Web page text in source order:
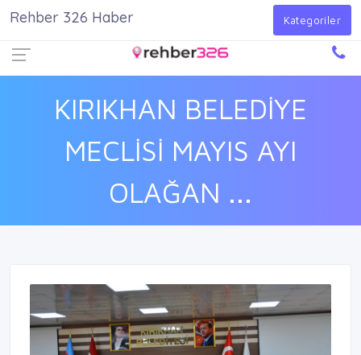
Giriş Yap
KIRIKHAN BELEDİYE
MECLİSİ MAYIS AYI
OLAĞAN ...
Rehber 326 Haber Kategoriler